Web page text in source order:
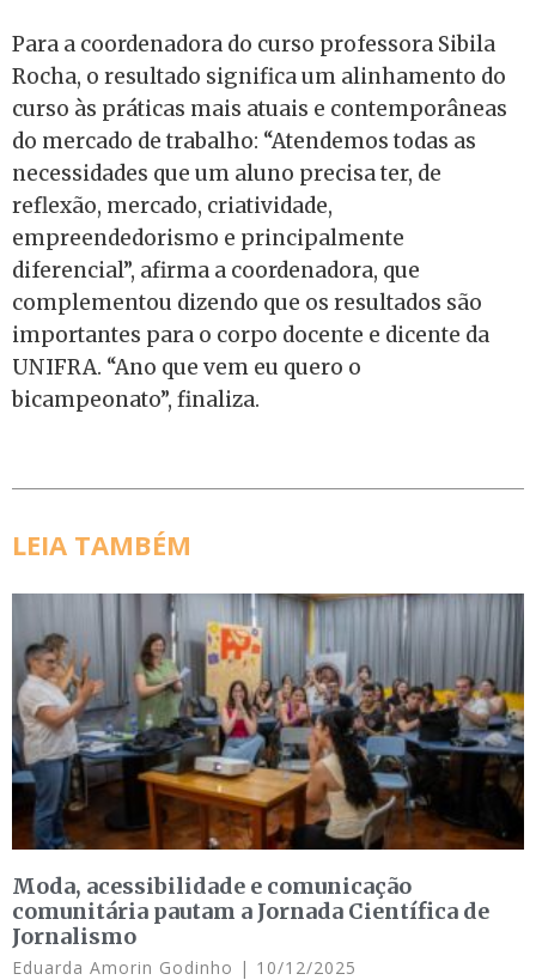
Para a coordenadora do curso professora Sibila
Rocha, o resultado significa um alinhamento do
curso às práticas mais atuais e contemporâneas
do mercado de trabalho: “Atendemos todas as
necessidades que um aluno precisa ter, de
reflexão, mercado, criatividade,
empreendedorismo e principalmente
diferencial”, afirma a coordenadora, que
complementou dizendo que os resultados são
importantes para o corpo docente e dicente da
UNIFRA. “Ano que vem eu quero o
bicampeonato”, finaliza.
LEIA TAMBÉM
Moda, acessibilidade e comunicação
comunitária pautam a Jornada Científica de
Jornalismo
Eduarda Amorin Godinho 10/12/2025